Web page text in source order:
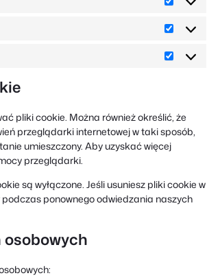
Preferencje
Statystyki
Marketing
pliki cookie. Można również określić, że
przeglądarki internetowej w taki sposób,
umieszczony. Aby uzyskać więcej
przeglądarki.
są wyłączone. Jeśli usuniesz pliki cookie w
ponownego odwiedzania naszych